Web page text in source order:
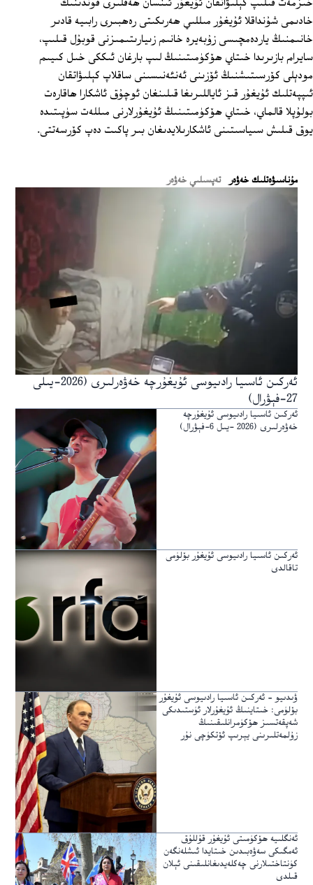
خادىمى شۇنداقلا ئۇيغۇر مىللىي ھەرىكىتى رەھبىرى رابىيە قادىر
خانىمنىڭ ياردەمچىسى زۇبەيرە خانىم زىيارىتىمىزنى قوبۇل قىلىپ،
سايرام بازىرىدا خىتاي ھۆكۈمىتىنىڭ لىپ بارغان ئىككى خىل كىيىم
مودېلى كۆرسىتىشنىڭ ئۆزىنى ئەنئەنىسىنى ساقلاپ كېلىۋاتقان
ئىپپەتلىك ئۇيغۇر قىز ئاياللىرىغا قىلىنغان ئوچۇق ئاشكارا ھاقارەت
بولۇپلا قالماي، خىتاي ھۆكۈمىتىنىڭ ئۇيغۇرلارنى مىللەت سۈپىتىدە
يوق قىلىش سىياسىتىنى ئاشكارىلايدىغان بىر پاكىت دەپ كۆرسەتتى.
ﻣﯘﻧﺎﺳﯩﯟﻩﺗﻠﯩﻚ ﺧﻪﯞﻩﺭ تەپسىلىي خەۋەر
ئەركىن ئاسىيا رادىيوسى ئۇيغۇرچە خەۋەرلىرى (2026-يىلى
27-فېۋرال)
ئەركىن ئاسىيا رادىيوسى ئۇيغۇرچە
خەۋەرلىرى (2026 -يىل 6-فېۋرال)
ئەركىن ئاسىيا رادىيوسى ئۇيغۇر بۆلۈمى
تاقالدى
ۋىدىيو – ئەركىن ئاسىيا رادىيوسى ئۇيغۇر
بۆلۈمى: خىتاينىڭ ئۇيغۇرلار ئۈستىدىكى
شەپقەتسىز ھۆكۈمرانلىقىنىڭ
زۇلمەتلىرىنى يېرىپ ئۆتكۈچى نۇر
ئەنگلىيە ھۆكۈمىتى ئۇيغۇر قۇللۇق
ئەمگىكى سەۋەبىدىن خىتايدا ئىشلەنگەن
كۈنتاختىلارنى چەكلەيدىغانلىقىنى ئېلان
قىلدى